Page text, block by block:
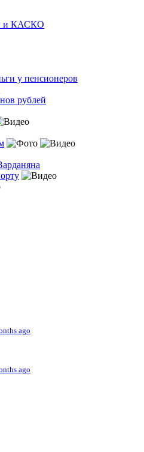
и КАСКО
у пенсионеров
рублей
ago
ago